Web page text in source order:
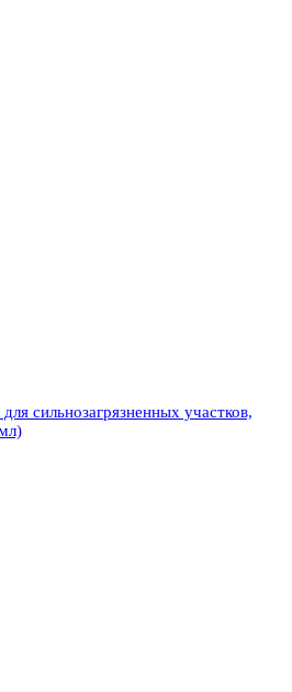
сильнозагрязненных участков,